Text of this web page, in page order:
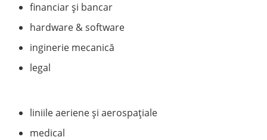
financiar şi bancar
hardware & software
inginerie mecanică
legal
liniile aeriene și aerospațiale
medical